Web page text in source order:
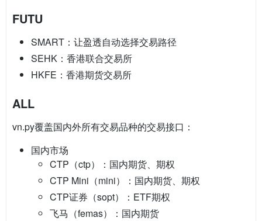
FUTU
SMART：让盈透自动选择交易路径
SEHK：香港联合交易所
HKFE：香港期货交易所
ALL
vn.py覆盖国内外所有交易品种的交易接口：
国内市场
CTP（ctp）：国内期货、期权
CTP Mini（mini）：国内期货、期权
CTP证券（sopt）：ETF期权
飞马（femas）：国内期货